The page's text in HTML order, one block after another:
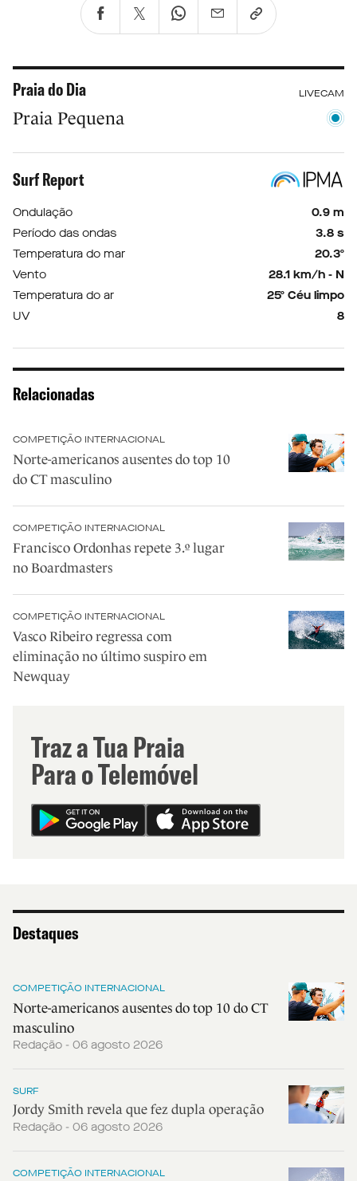
Praia do Dia LIVECAM
Praia Pequena
Surf Report
Ondulação
0.9 m
Período das ondas
3.8 s
Temperatura do mar
20.3º
Vento
28.1 km/h - N
Temperatura do ar
25º Céu limpo
UV
8
Relacionadas
COMPETIÇÃO INTERNACIONAL
Norte-americanos ausentes do top 10
do CT masculino
COMPETIÇÃO INTERNACIONAL
Francisco Ordonhas repete 3.º lugar
no Boardmasters
COMPETIÇÃO INTERNACIONAL
Vasco Ribeiro regressa com
eliminação no último suspiro em
Newquay
Traz a Tua Praia
Para o Telemóvel
Destaques
COMPETIÇÃO INTERNACIONAL
Norte-americanos ausentes do top 10 do CT
masculino
Redação - 06 agosto 2026
SURF
Jordy Smith revela que fez dupla operação
Redação - 06 agosto 2026
COMPETIÇÃO INTERNACIONAL